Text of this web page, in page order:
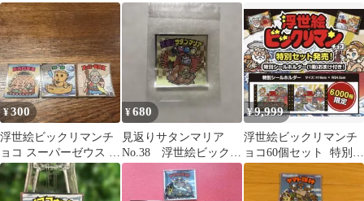
天 No.33
ドロココ
リア No.38
¥300
浮世絵ビックリマンチ
ョコ スーパーゼウス 舟
助 反省四天王 3枚セッ
ト
¥680
見返りサタンマリア
No.38 浮世絵ビックリ
マン
¥9,999
浮世絵ビックリマンチ
ョコ60個セット 特別シ
ールホルダーおまけ付
き